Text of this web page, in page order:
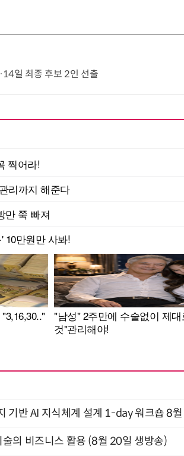
일 최종 후보 2인 선출
기반 AI 지식체계 설계 1-day 워크숍 8월
의 비즈니스 활용 (8월 20일 생방송)